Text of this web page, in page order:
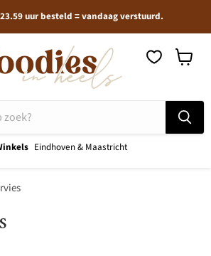
uur besteld = vandaag verstuurd.
Eindhoven & Maastricht